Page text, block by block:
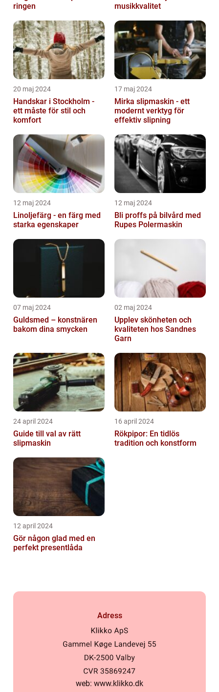
ringen
musikkvalitet
20 maj 2024
Handskar i Stockholm -
ett måste för stil och
komfort
17 maj 2024
Mirka slipmaskin - ett
modernt verktyg för
effektiv slipning
12 maj 2024
Linoljefärg - en färg med
starka egenskaper
12 maj 2024
Bli proffs på bilvård med
Rupes Polermaskin
07 maj 2024
Guldsmed – konstnären
bakom dina smycken
02 maj 2024
Upplev skönheten och
kvaliteten hos Sandnes
Garn
24 april 2024
Guide till val av rätt
slipmaskin
16 april 2024
Rökpipor: En tidlös
tradition och konstform
12 april 2024
Gör någon glad med en
perfekt presentlåda
Adress
web: www.klikko.dk